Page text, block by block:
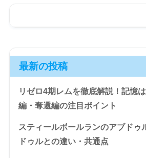
最新の投稿
リゼロ4期レムを徹底解説！記憶
編・奪還編の注目ポイント
スティールボールランのアブドゥ
ドゥルとの違い・共通点